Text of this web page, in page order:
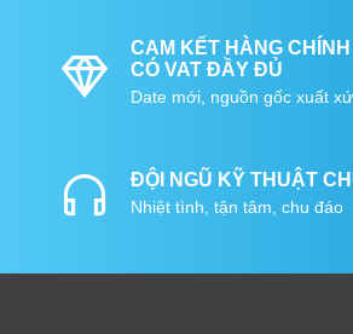
CAM KẾT HÀNG
CÓ VAT ĐẦY ĐỦ
Date mới, nguồn gốc xuất
ĐỘI NGŨ KỸ THUẬT
Nhiệt tình, tận tâm, chu đáo